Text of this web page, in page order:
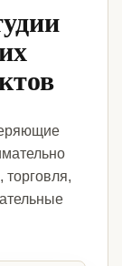
торговля,